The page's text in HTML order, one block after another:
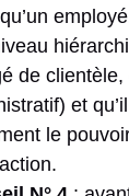
qu’un
de
et
le